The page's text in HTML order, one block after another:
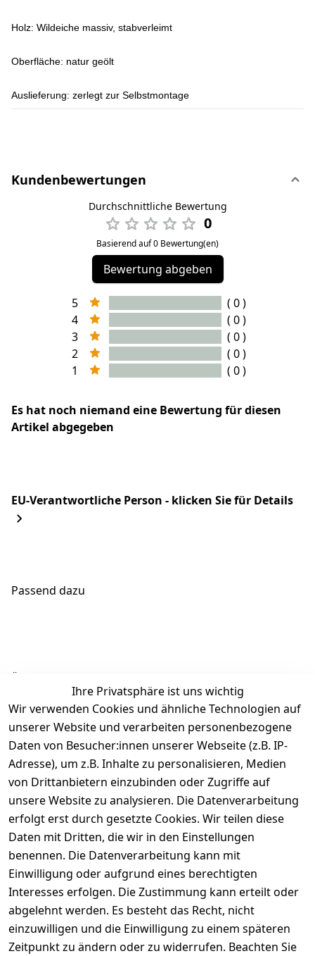
Holz: Wildeiche massiv, stabverleimt
Oberfläche: natur geölt
Auslieferung: zerlegt zur Selbstmontage
Kundenbewertungen
Durchschnittliche Bewertung
0
Basierend auf 0 Bewertung(en)
Bewertung abgeben
5
( 0 )
4
( 0 )
3
( 0 )
2
( 0 )
1
( 0 )
Es hat noch niemand eine Bewertung für diesen
Artikel abgegeben
EU-Verantwortliche Person - klicken Sie für Details
Passend dazu
Ähnliche Produkte
Ihre Privatsphäre ist uns wichtig
Wir verwenden Cookies und ähnliche Technologien auf
unserer Website und verarbeiten personenbezogene
Daten von Besucher:innen unserer Webseite (z.B. IP-
Adresse), um z.B. Inhalte zu personalisieren, Medien
von Drittanbietern einzubinden oder Zugriffe auf
unsere Website zu analysieren. Die Datenverarbeitung
erfolgt erst durch gesetzte Cookies. Wir teilen diese
Daten mit Dritten, die wir in den Einstellungen
benennen. Die Datenverarbeitung kann mit
Einwilligung oder aufgrund eines berechtigten
Interesses erfolgen. Die Zustimmung kann erteilt oder
abgelehnt werden. Es besteht das Recht, nicht
einzuwilligen und die Einwilligung zu einem späteren
Zeitpunkt zu ändern oder zu widerrufen. Beachten Sie
Rechtliches
AGB
Impressum
Datenschutze
rklärung
Barrierefreihe
itserklärung
Widerrufsrec
ht
Über uns
Kontakt
Registrieren
Kataloge zum
Download
Pflege &
Kundendienst
Kiefermöbel
Wir
versenden
mit
Zahle
bequem per